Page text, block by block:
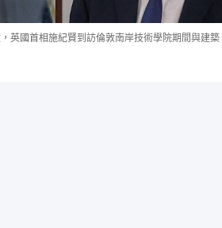
英國首相施紀賢到訪倫敦南岸技術學院期間與建築